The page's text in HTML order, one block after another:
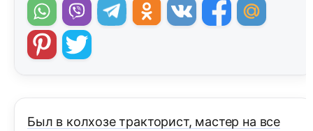
Был в колхозе тракторист, мастер на все